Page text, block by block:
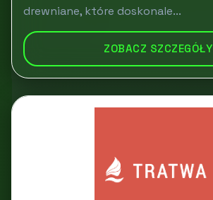
drewniane, które doskonale...
ZOBACZ SZCZEGÓŁY